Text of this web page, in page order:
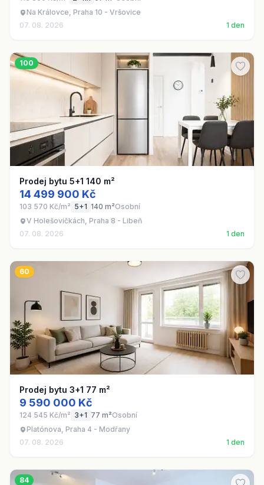
Na Královce, Praha 10 - Vršovice
07. 08. 2026
1 den
100
Prodej bytu 5+1 140 m²
14 499 900 Kč
103 570 Kč/m² 5+1 140 m²Osobní
V Holešovičkách, Praha 8 - Libeň
07. 08. 2026
1 den
60
Prodej bytu 3+1 77 m²
9 590 000 Kč
124 545 Kč/m² 3+1 77 m²Osobní
Platónova, Praha 4 - Modřany
07. 08. 2026
1 den
84